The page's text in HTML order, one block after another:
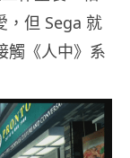
，但 Sega 就
觸《人中》系